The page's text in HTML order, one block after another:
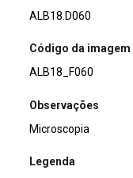
ALB18.D060
Código da imagem
ALB18_F060
Observações
Microscopia
Legenda